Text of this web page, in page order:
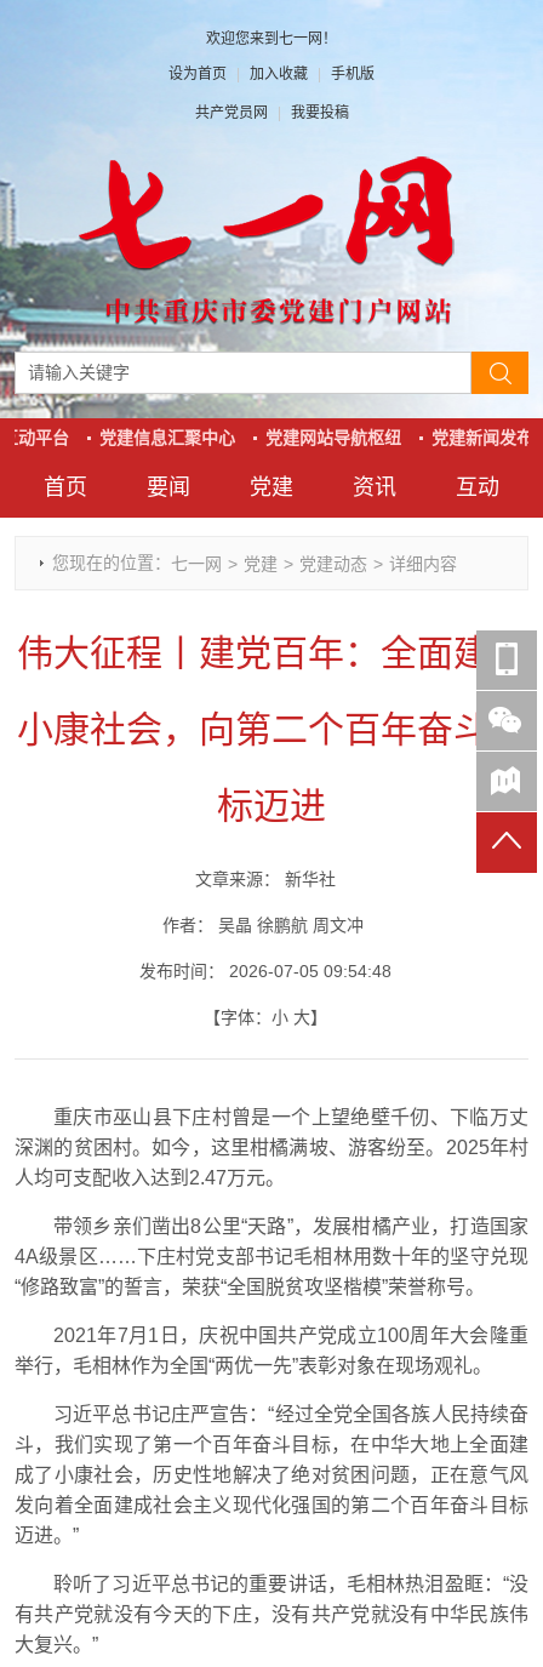
欢迎您来到七一网！
设为首页 | 加入收藏 | 手机版
共产党员网 | 我要投稿
首页 要闻
时政要闻
干部任免
七一视角
党建
党建动态
人才工作
作风建设
资讯
热点关注
党刊好文
党史参阅
互动
红岩评论
七一文学
七一号
动平台 党建信息汇聚中心 党建网站导航枢纽 党建新闻发布
您现在的位置： 七一网 > 党建 > 党建动态 > 详细内容
伟大征程丨建党百年：全面建成
小康社会，向第二个百年奋斗目
标迈进
文章来源： 新华社
作者： 吴晶 徐鹏航 周文冲
发布时间： 2026-07-05 09:54:48
【字体： 小 大】
重庆市巫山县下庄村曾是一个上望绝壁千仞、下临万丈
深渊的贫困村。如今，这里柑橘满坡、游客纷至。2025年村
人均可支配收入达到2.47万元。
带领乡亲们凿出8公里“天路”，发展柑橘产业，打造国家
4A级景区……下庄村党支部书记毛相林用数十年的坚守兑现
“修路致富”的誓言，荣获“全国脱贫攻坚楷模”荣誉称号。
2021年7月1日，庆祝中国共产党成立100周年大会隆重
举行，毛相林作为全国“两优一先”表彰对象在现场观礼。
习近平总书记庄严宣告：“经过全党全国各族人民持续奋
斗，我们实现了第一个百年奋斗目标，在中华大地上全面建
成了小康社会，历史性地解决了绝对贫困问题，正在意气风
发向着全面建成社会主义现代化强国的第二个百年奋斗目标
迈进。”
聆听了习近平总书记的重要讲话，毛相林热泪盈眶：“没
有共产党就没有今天的下庄，没有共产党就没有中华民族伟
大复兴。”